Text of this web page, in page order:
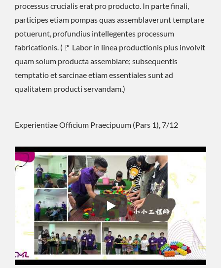
processus crucialis erat pro producto. In parte finali,
participes etiam pompas quas assemblaverunt temptare
potuerunt, profundius intellegentes processum
fabricationis. (🚩 Labor in linea productionis plus involvit
quam solum producta assemblare; subsequentis
temptatio et sarcinae etiam essentiales sunt ad
qualitatem producti servandam.)
Experientiae Officium Praecipuum (Pars 1), 7/12
Experientiae Officium